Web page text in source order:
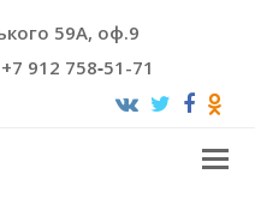
59А, оф.9
912 758‑51-71